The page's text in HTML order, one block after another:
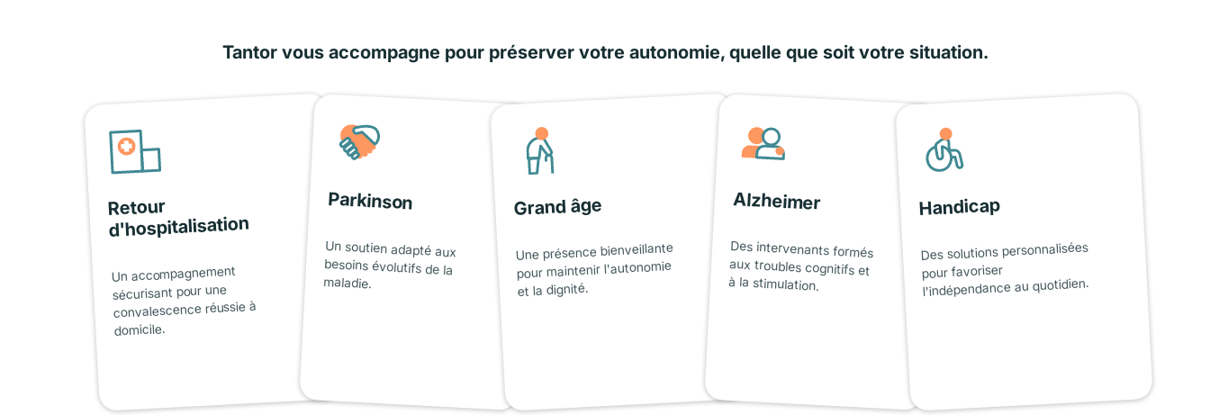
Tantor vous accompagne pour préserver votre autonomie, quelle que soit votre situation.
Retour
d'hospitalisation
Un accompagnement
sécurisant pour une
convalescence réussie à
domicile.
Parkinson
Un soutien adapté aux
besoins évolutifs de la
maladie.
Grand âge
Une présence bienveillante
pour maintenir l'autonomie
et la dignité.
Alzheimer
Des intervenants formés
aux troubles cognitifs et
à la stimulation.
Handicap
Des solutions personnalisées
pour favoriser
l'indépendance au quotidien.